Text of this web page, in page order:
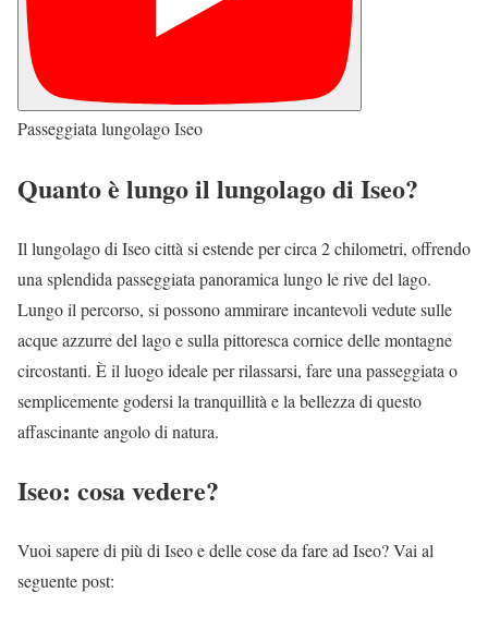
Passeggiata lungolago Iseo
Quanto è lungo il lungolago di Iseo?
Il lungolago di Iseo città si estende per circa 2 chilometri, offrendo
una splendida passeggiata panoramica lungo le rive del lago.
Lungo il percorso, si possono ammirare incantevoli vedute sulle
acque azzurre del lago e sulla pittoresca cornice delle montagne
circostanti. È il luogo ideale per rilassarsi, fare una passeggiata o
semplicemente godersi la tranquillità e la bellezza di questo
affascinante angolo di natura.
Iseo: cosa vedere?
Vuoi sapere di più di Iseo e delle cose da fare ad Iseo? Vai al
seguente post: